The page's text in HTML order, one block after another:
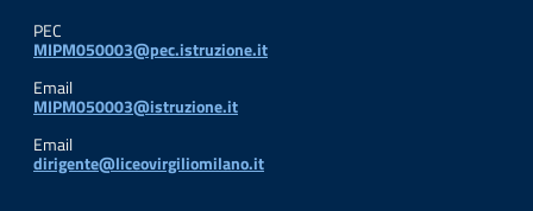
PEC
MIPM050003@pec.istruzione.it
Email
MIPM050003@istruzione.it
Email
dirigente@liceovirgiliomilano.it